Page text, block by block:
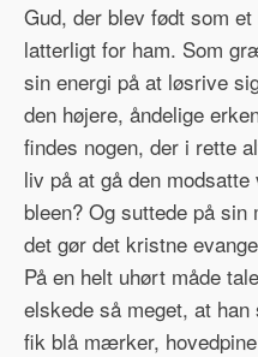
Gud, der blev født som
latterligt for ham. Som
sin energi på at løsrive
den højere, åndelige
findes nogen, der i rette
liv på at gå den
bleen? Og suttede på
det gør det kristne
På en helt uhørt måde
elskede så meget, at
fik blå mærker,